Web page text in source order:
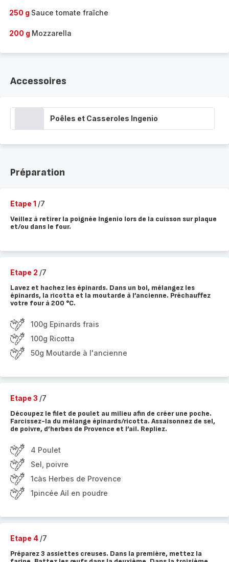
250 g Sauce tomate fraîche
200 g Mozzarella
Accessoires
Poêles et Casseroles Ingenio
Préparation
Etape 1 /7
Veillez à retirer la poignée Ingenio lors de la cuisson sur plaque
et/ou dans le four.
Etape 2 /7
Lavez et hachez les épinards. Dans un bol, mélangez les
épinards, la ricotta et la moutarde à l’ancienne. Préchauffez
votre four à 200 °C.
100g Epinards frais
100g Ricotta
50g Moutarde à l'ancienne
Etape 3 /7
Découpez le filet de poulet au milieu afin de créer une poche.
Farcissez-la du mélange épinards/ricotta. Assaisonnez de sel,
de poivre, d’herbes de Provence et l’ail. Repliez.
4 Poulet
Sel, poivre
1càs Herbes de Provence
1pincée Ail en poudre
Etape 4 /7
Préparez 3 assiettes creuses. Dans la première, mettez la